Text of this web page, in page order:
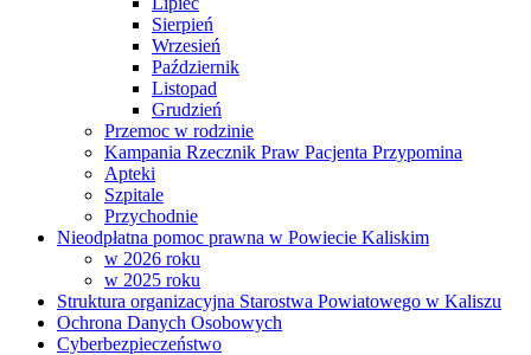
Sierpień
Wrzesień
Październik
Listopad
Grudzień
Przemoc w rodzinie
Kampania Rzecznik Praw Pacjenta Przypomina
Apteki
Szpitale
Przychodnie
Nieodpłatna pomoc prawna w Powiecie Kaliskim
w 2026 roku
w 2025 roku
Struktura organizacyjna Starostwa Powiatowego w Kaliszu
Ochrona Danych Osobowych
Cyberbezpieczeństwo